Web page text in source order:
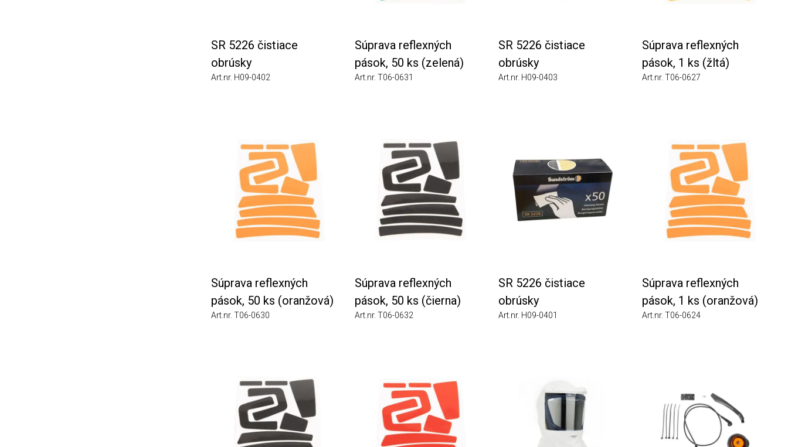
SR 5226 čistiace
obrúsky
Art.nr. H09-0402
Súprava reflexných
pások, 50 ks (zelená)
Art.nr. T06-0631
SR 5226 čistiace
obrúsky
Art.nr. H09-0403
Súprava reflexných
pások, 1 ks (žltá)
Art.nr. T06-0627
Súprava reflexných
pások, 50 ks (oranžová)
Art.nr. T06-0630
Súprava reflexných
pások, 50 ks (čierna)
Art.nr. T06-0632
SR 5226 čistiace
obrúsky
Art.nr. H09-0401
Súprava reflexných
pások, 1 ks (oranžová)
Art.nr. T06-0624